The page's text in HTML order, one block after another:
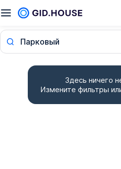
Парковый
Здесь ничего
Измените фильтры